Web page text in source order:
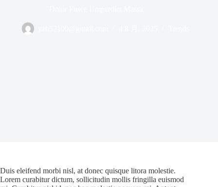
Duis eleifend morbi nisl, at donec quisque litora molestie.
Lorem curabitur dictum, sollicitudin mollis fringilla euismod